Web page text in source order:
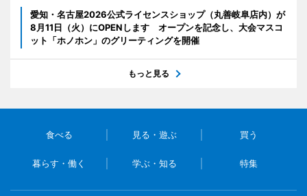
愛知・名古屋2026公式ライセンスショップ（丸善岐阜店内）が
8月11日（火）にOPENします オープンを記念し、大会マスコ
ット「ホノホン」のグリーティングを開催
もっと見る
食べる 見る・遊ぶ 買う
暮らす・働く 学ぶ・知る 特集